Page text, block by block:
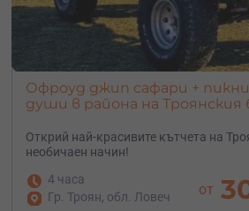
Офроуд джип сафари +
души в района на Троянския
Открий най-красивите кътчета на
необичаен начин!
4 часа
Гр. Троян, обл. Ловеч
от